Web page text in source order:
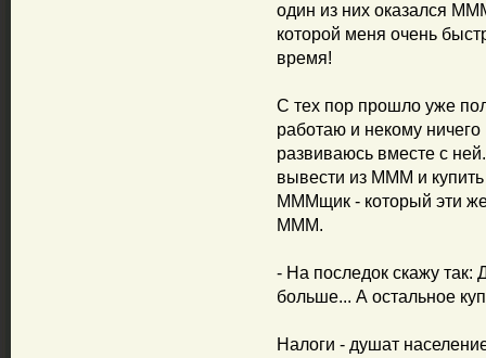
один из них оказался
которой меня очень
время!
С тех пор прошло уже
работаю и некому
развиваюсь вместе с
вывести из МММ и
МММщик - который эти же
МММ.
- На последок скажу так:
больше... А остальное
Налоги - душат